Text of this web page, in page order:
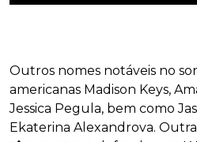
Outros nomes notáveis no
americanas Madison Keys,
Jessica Pegula, bem como
Ekaterina Alexandrova.